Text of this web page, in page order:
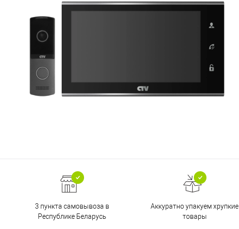
3 пункта самовывоза в
Республике Беларусь
Аккуратно упакуем хрупкие
товары